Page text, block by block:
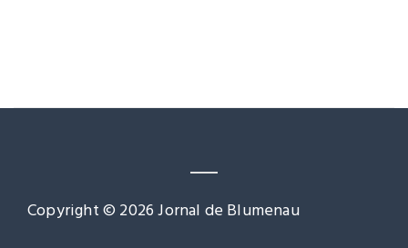
Copyright © 2026 Jornal de Blumenau